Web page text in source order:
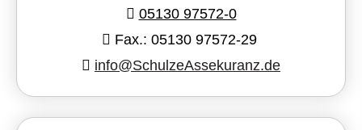
05130 97572-0
Fax.: 05130 97572-29
info@SchulzeAssekuranz.de